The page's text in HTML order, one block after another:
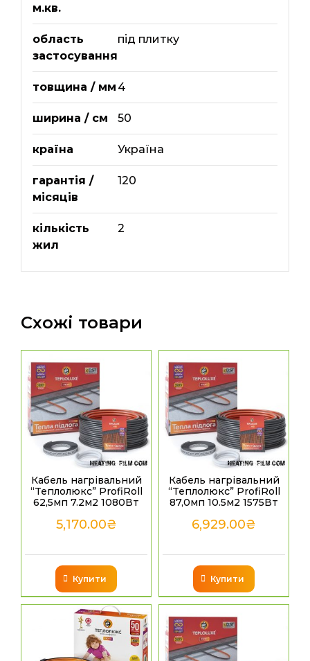
м.кв.
область
застосування
під плитку
товщина / мм 4
ширина / см 50
країна Україна
гарантія /
місяців
120
кількість
жил
2
Схожі товари
Кабель нагрівальний
“Теплолюкс” ProfiRoll
62,5мп 7.2м2 1080Вт
5,170.00₴
Купити
Кабель нагрівальний
“Теплолюкс” ProfiRoll
87,0мп 10.5м2 1575Вт
6,929.00₴
Купити